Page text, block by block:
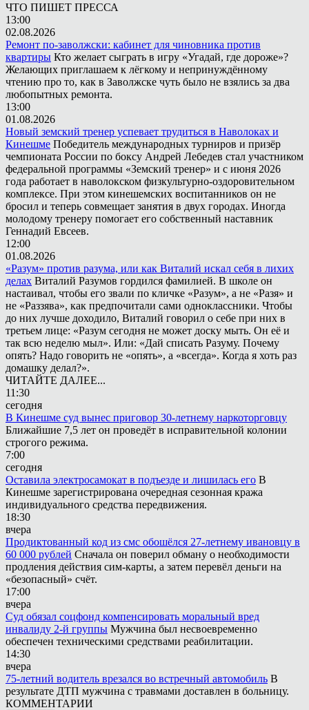
ЧТО ПИШЕТ ПРЕССА
13:00
02.08.2026
Ремонт по-заволжски: кабинет для чиновника против
квартиры Кто желает сыграть в игру «Угадай, где дороже»?
Желающих приглашаем к лёгкому и непринуждённому
чтению про то, как в Заволжске чуть было не взялись за два
любопытных ремонта.
13:00
01.08.2026
Новый земский тренер успевает трудиться в Наволоках и
Кинешме Победитель международных турниров и призёр
чемпионата России по боксу Андрей Лебедев стал участником
федеральной программы «Земский тренер» и с июня 2026
года работает в наволокском физкультурно-оздоровительном
комплексе. При этом кинешемских воспитанников он не
бросил и теперь совмещает занятия в двух городах. Иногда
молодому тренеру помогает его собственный наставник
Геннадий Евсеев.
12:00
01.08.2026
«Разум» против разума, или как Виталий искал себя в лихих
делах Виталий Разумов гордился фамилией. В школе он
настаивал, чтобы его звали по кличке «Разум», а не «Разя» и
не «Раззява», как предпочитали сами одноклассники. Чтобы
до них лучше доходило, Виталий говорил о себе при них в
третьем лице: «Разум сегодня не может доску мыть. Он её и
так всю неделю мыл». Или: «Дай списать Разуму. Почему
опять? Надо говорить не «опять», а «всегда». Когда я хоть раз
домашку делал?».
ЧИТАЙТЕ ДАЛЕЕ...
11:30
сегодня
В Кинешме суд вынес приговор 30-летнему наркоторговцу
Ближайшие 7,5 лет он проведёт в исправительной колонии
строгого режима.
7:00
сегодня
Оставила электросамокат в подъезде и лишилась его В
Кинешме зарегистрирована очередная сезонная кража
индивидуального средства передвижения.
18:30
вчера
Продиктованный код из смс обошёлся 27-летнему ивановцу в
60 000 рублей Сначала он поверил обману о необходимости
продления действия сим-карты, а затем перевёл деньги на
«безопасный» счёт.
17:00
вчера
Суд обязал соцфонд компенсировать моральный вред
инвалиду 2-й группы Мужчина был несвоевременно
обеспечен техническими средствами реабилитации.
14:30
вчера
75-летний водитель врезался во встречный автомобиль В
результате ДТП мужчина с травмами доставлен в больницу.
КОММЕНТАРИИ